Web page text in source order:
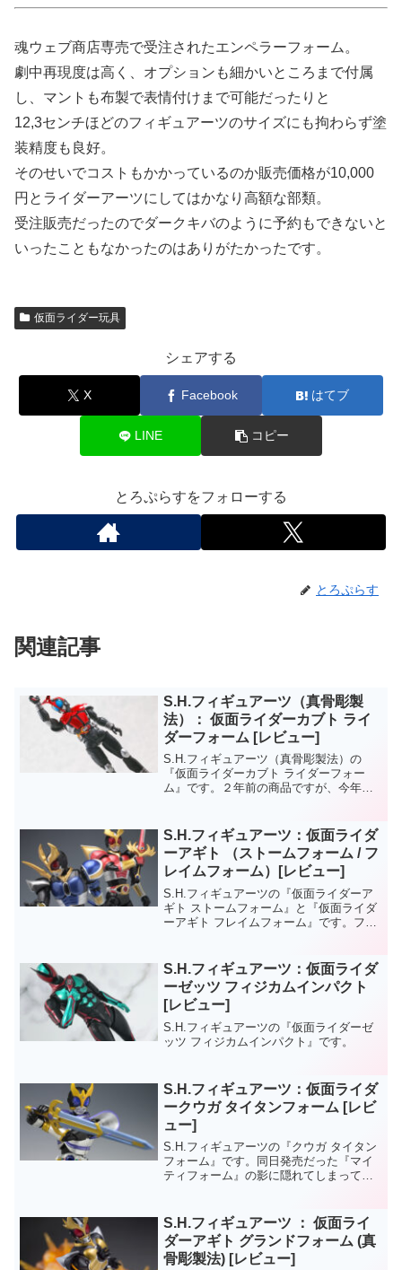
魂ウェブ商店専売で受注されたエンペラーフォーム。
劇中再現度は高く、オプションも細かいところまで付属
し、マントも布製で表情付けまで可能だったりと
12,3センチほどのフィギュアーツのサイズにも拘わらず塗
装精度も良好。
そのせいでコストもかかっているのか販売価格が10,000
円とライダーアーツにしてはかなり高額な部類。
受注販売だったのでダークキバのように予約もできないと
いったこともなかったのはありがたかったです。
仮面ライダー玩具
シェアする
X Facebook はてブ
LINE コピー
とろぷらすをフォローする
とろぷらす
関連記事
S.H.フィギュアーツ（真骨彫製
法）： 仮面ライダーカブト ライ
ダーフォーム [レビュー]
S.H.フィギュアーツ（真骨彫製法）の
『仮面ライダーカブト ライダーフォー
ム』です。２年前の商品ですが、今年９
S.H.フィギュアーツ：仮面ライダ
ーアギト （ストームフォーム / フ
レイムフォーム）[レビュー]
S.H.フィギュアーツの『仮面ライダーア
ギト ストームフォーム』と『仮面ライダ
ーアギト フレイムフォーム』です。フィ
や」、と思っていたのです（そういうつ
もりだったので、...
S.H.フィギュアーツ：仮面ライダ
ーゼッツ フィジカムインパクト
[レビュー]
S.H.フィギュアーツの『仮面ライダーゼ
ッツ フィジカムインパクト』です。
S.H.フィギュアーツ：仮面ライダ
ークウガ タイタンフォーム [レビ
ュー]
S.H.フィギュアーツの『クウガ タイタン
フォーム』です。同日発売だった『マイ
ティフォーム』の影に隠れてしまってい
たいという欲求はあるものの、通販サイ
トを例にしても、基...
S.H.フィギュアーツ ： 仮面ライ
ダーアギト グランドフォーム (真
骨彫製法) [レビュー]